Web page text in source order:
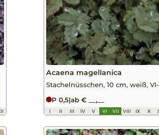
Acaena magellanica
Stachelnüsschen, 10 cm, weiß,
P 0,5|ab € __,__
I II III IV V VI VII VIII IX X